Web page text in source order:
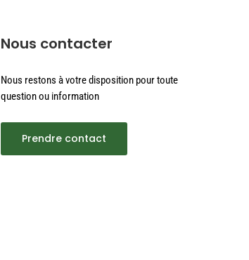
Nous contacter
Nous restons à votre disposition pour toute
question ou information
Prendre contact